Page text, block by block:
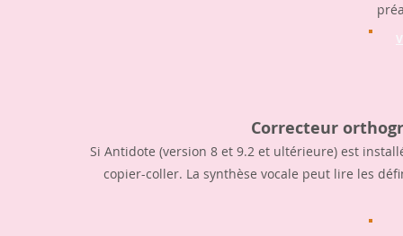
Correcteur
Si Antidote (version 8 et 9.2 et ultérieure) est
copier-coller. La synthèse vocale peut lire les